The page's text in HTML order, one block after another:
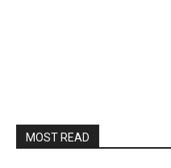
MOST READ